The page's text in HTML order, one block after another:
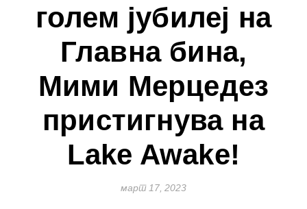
голем јубилеј на
Главна бина,
Мими Мерцедез
пристигнува на
Lake Awake!
март 17, 2023